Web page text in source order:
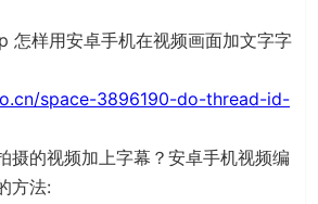
怎样用安卓手机在视频画面加文字字
space-3896190-do-thread-id-
摄的视频加上字幕？安卓手机视频编
方法: